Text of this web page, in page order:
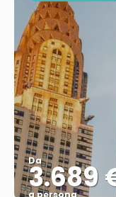
Da
3.689
a persona